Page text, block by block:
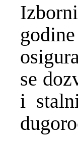
se
i